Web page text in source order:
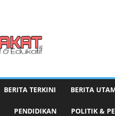
BERITA TERKINI BERITA
PENDIDIKAN POLITIK &